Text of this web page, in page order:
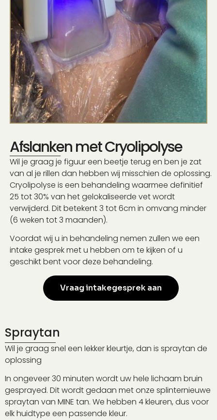
Afslanken met Cryolipolyse
Wil je graag je figuur een beetje terug en ben je zat
van al je rillen dan hebben wij misschien de oplossing.
Cryolipolyse is een behandeling waarmee definitief
25 tot 30% van het gelokaliseerde vet wordt
verwijderd. Dit betekent 3 tot 6cm in omvang minder
(6 weken tot 3 maanden).
Voordat wij u in behandeling nemen zullen we een
intake gesprek met u hebben om te kijken of u
geschikt bent voor deze behandeling.
Vraag intakegesprek aan
Spraytan
Wil je graag snel een lekker kleurtje, dan is spraytan de
oplossing
In ongeveer 30 minuten wordt uw hele lichaam bruin
gesprayed. Dit wordt gedaan met onze splinternieuwe
spraytan van MINE tan. We hebben 4 kleuren, dus voor
elk huidtype een passende kleur.